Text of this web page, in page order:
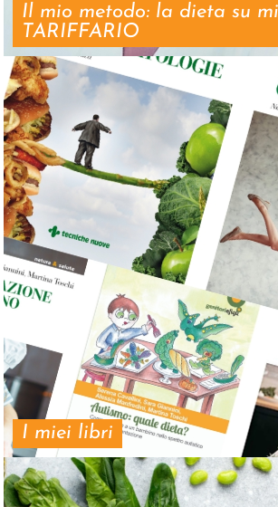
Il mio metodo: la dieta su
TARIFFARIO
I miei libri